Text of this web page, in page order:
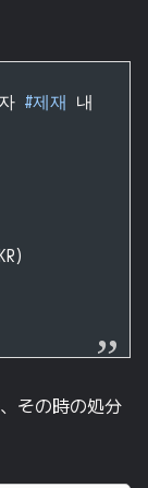
#제재 내
その時の処分